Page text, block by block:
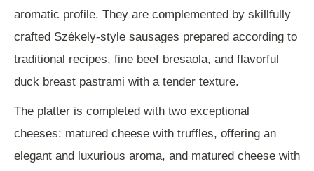
aromatic profile. They are complemented by skillfully
crafted Székely-style sausages prepared according to
traditional recipes, fine beef bresaola, and flavorful
duck breast pastrami with a tender texture.
The platter is completed with two exceptional
cheeses: matured cheese with truffles, offering an
elegant and luxurious aroma, and matured cheese with